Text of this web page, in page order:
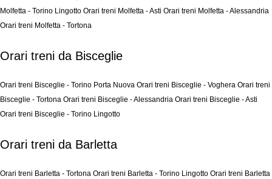
Molfetta - Torino Lingotto Orari treni Molfetta - Asti Orari treni Molfetta - Alessandria
Orari treni Molfetta - Tortona
Orari treni da Bisceglie
Orari treni Bisceglie - Torino Porta Nuova Orari treni Bisceglie - Voghera Orari treni
Bisceglie - Tortona Orari treni Bisceglie - Alessandria Orari treni Bisceglie - Asti
Orari treni Bisceglie - Torino Lingotto
Orari treni da Barletta
Orari treni Barletta - Tortona Orari treni Barletta - Torino Lingotto Orari treni Barletta